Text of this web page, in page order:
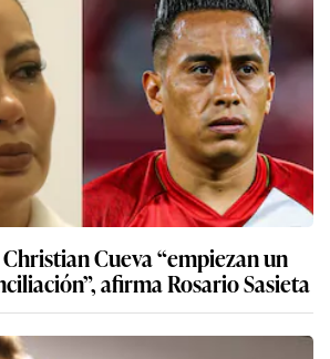
Cueva “empiezan un
afirma Rosario Sasieta